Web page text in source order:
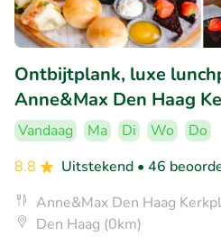
Ontbijtplank, luxe
Anne&Max Den Haag
Vandaag Ma Di Wo
Do
8.8
Uitstekend • 46
Anne&Max Den Haag
Den Haag (0km)